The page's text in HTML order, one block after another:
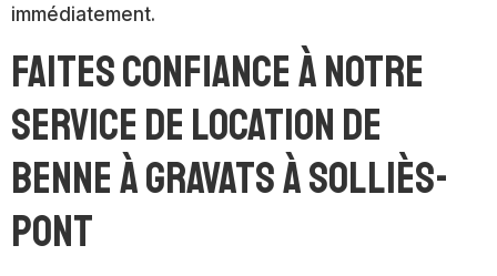
immédiatement.
Faites confiance à notre
service de location de
benne à gravats à Solliès-
Pont